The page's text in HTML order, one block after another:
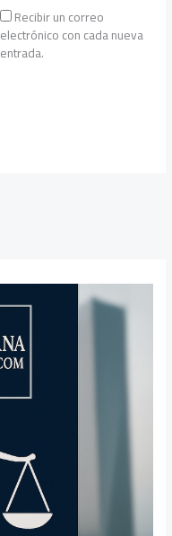
Recibir un correo
electrónico con cada nueva
entrada.